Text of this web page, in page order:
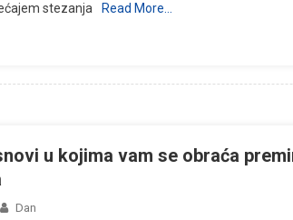
stezanja
Read More…
u kojima vam se obraća
Dan